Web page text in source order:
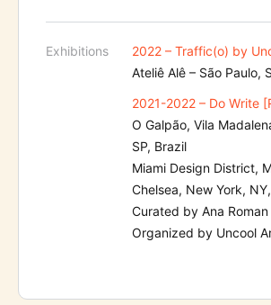
Exhibitions
2022 – Traffic(o) by
Ateliê Alê – São Paulo,
2021-2022 – Do Write
O Galpão, Vila
SP, Brazil
Miami Design District,
Chelsea, New York,
Curated by Ana
Organized by Uncool